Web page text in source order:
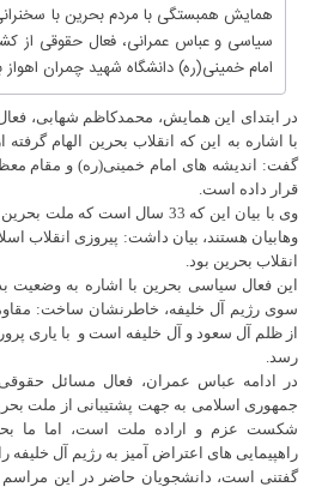
همایش همبستگی با مردم بحرین با
سیاسی و عباس عمرانی، فعال حقوقی از
امام خمینی(ره) دانشگاه شهید چمران اهواز
در ابتدای این همایش، محمدکاظم شهابی،
با اشاره به این که انقلاب بحرین الهام
گفت: اندیشه های امام خمینی(ره) و مقام
قرار داده است.
وی با بیان این که 33 سال است
وهابیان هستند، بیان داشت: پیروزی انقلاب
انقلاب بحرین بود.
این فعال سیاسی بحرین با اشاره به وضعیت
سوی رژیم آل خلیفه، خاطرنشان ساخت:
از ظلم آل سعود و آل خلیفه است و با یاری
رسد.
در ادامه عباس عمران، فعال مسائل
جمهوری اسلامی به جهت پشتیبانی از ملت
شکست عزم و اراده ملت است، اما ما
راهپیمایی های اعتراض آمیز به رژیم آل خلیفه
گفتنی است، دانشجویان حاضر در این